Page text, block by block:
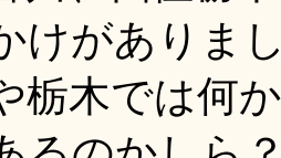
けがありま
栃木では何